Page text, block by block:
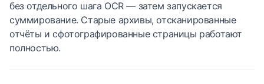
без отдельного шага OCR — затем запускается
суммирование. Старые архивы, отсканированные
отчёты и сфотографированные страницы работают
полностью.